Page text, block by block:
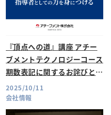
『頂点への道』講座 アチー
ブメントテクノロジーコース
期数表記に関するお詫びと訂
正
会社情報
2025/10/11